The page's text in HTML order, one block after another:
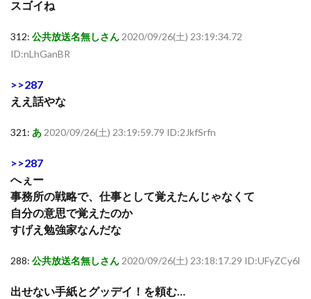
スゴイね
312: 公共放送名無しさん2020/09/26(土) 23:19:34.72
ID:nLhGanBR
>>287
ええ話やな
321: あ2020/09/26(土) 23:19:59.79 ID:2JkfSrfn
>>287
へぇー
事務所の戦略で、仕事として覚えたんじゃなくて
自分の意思で覚えたのか
すげえ勉強家なんだな
288: 公共放送名無しさん2020/09/26(土) 23:18:17.29 ID:UFyZCy6l
出せない手紙とグッデイ！を頼む…